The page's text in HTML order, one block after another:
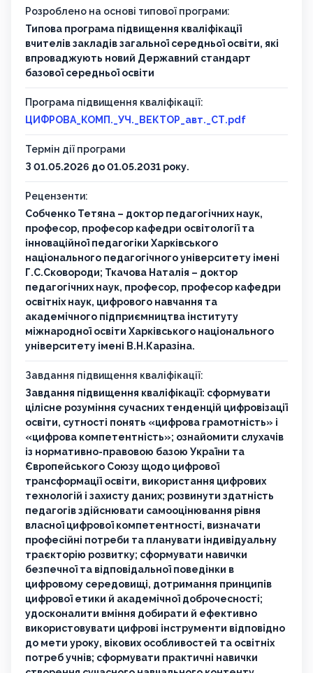
Розроблено на основі типової програми:
Типова програма підвищення кваліфікації
вчителів закладів загальної середньої освіти, які
впроваджують новий Державний стандарт
базової середньої освіти
Програма підвищення кваліфікації:
ЦИФРОВА_КОМП._УЧ._ВЕКТОР_авт._СТ.pdf
Термін дії програми
З 01.05.2026 до 01.05.2031 року.
Рецензенти:
Собченко Тетяна – доктор педагогічних наук,
професор, професор кафедри освітології та
інноваційної педагогіки Харківського
національного педагогічного університету імені
Г.С.Сковороди; Ткачова Наталія – доктор
педагогічних наук, професор, професор кафедри
освітніх наук, цифрового навчання та
академічного підприємництва інституту
міжнародної освіти Харківського національного
університету імені В.Н.Каразіна.
Завдання підвищення кваліфікації:
Завдання підвищення кваліфікації: сформувати
цілісне розуміння сучасних тенденцій цифровізації
освіти, сутності понять «цифрова грамотність» і
«цифрова компетентність»; ознайомити слухачів
із нормативно-правовою базою України та
Європейського Союзу щодо цифрової
трансформації освіти, використання цифрових
технологій і захисту даних; розвинути здатність
педагогів здійснювати самооцінювання рівня
власної цифрової компетентності, визначати
професійні потреби та планувати індивідуальну
траєкторію розвитку; сформувати навички
безпечної та відповідальної поведінки в
цифровому середовищі, дотримання принципів
цифрової етики й академічної доброчесності;
удосконалити вміння добирати й ефективно
використовувати цифрові інструменти відповідно
до мети уроку, вікових особливостей та освітніх
потреб учнів; сформувати практичні навички